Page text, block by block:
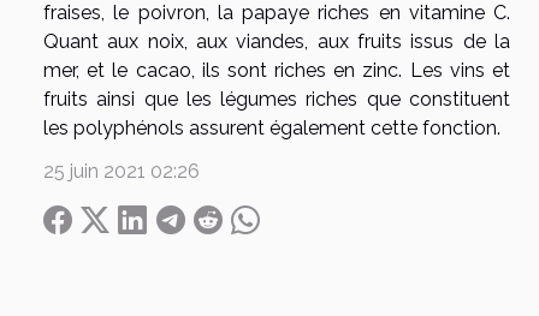
fraises, le poivron, la papaye riches en vitamine C.
Quant aux noix, aux viandes, aux fruits issus de la
mer, et le cacao, ils sont riches en zinc. Les vins et
fruits ainsi que les légumes riches que constituent
les polyphénols assurent également cette fonction.
25 juin 2021 02:26